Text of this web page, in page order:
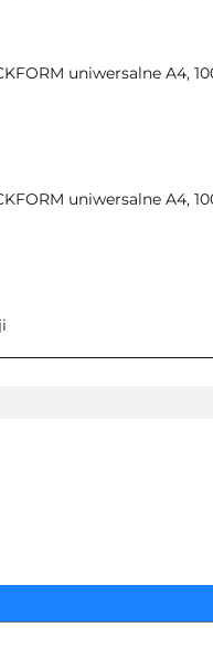
uniwersalne A4,
uniwersalne A4,